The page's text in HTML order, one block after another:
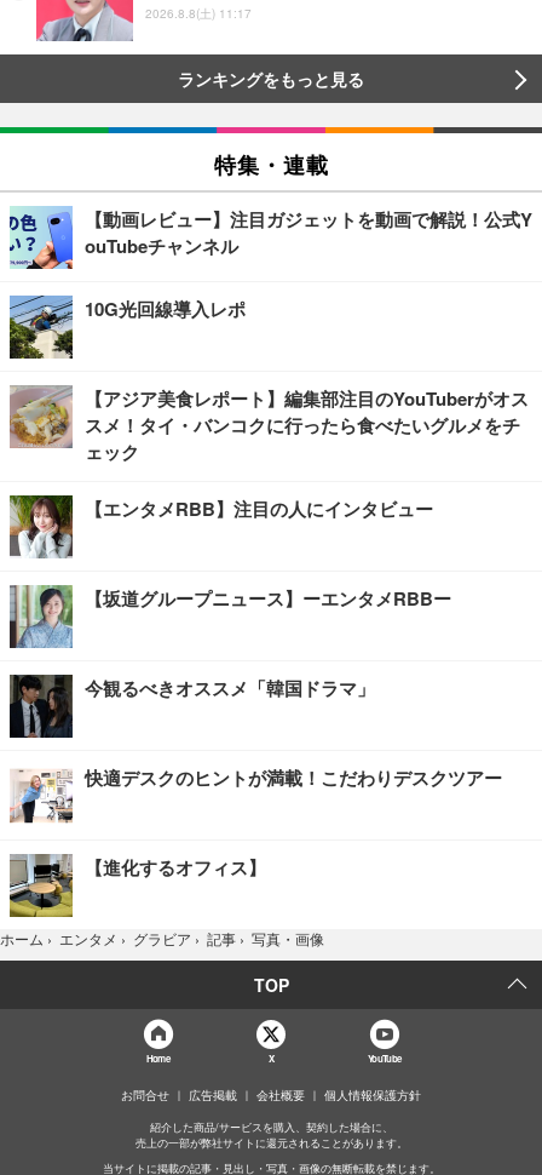
2026.8.8(土) 11:17
ランキングをもっと見る
特集・連載
【動画レビュー】注目ガジェットを動画で解説！公式Y
ouTubeチャンネル
10G光回線導入レポ
【アジア美食レポート】編集部注目のYouTuberがオス
スメ！タイ・バンコクに行ったら食べたいグルメをチ
ェック
【エンタメRBB】注目の人にインタビュー
【坂道グループニュース】ーエンタメRBBー
今観るべきオススメ「韓国ドラマ」
快適デスクのヒントが満載！こだわりデスクツアー
【進化するオフィス】
ホーム › エンタメ › グラビア › 記事 › 写真・画像
TOP
Home X YouTube
お問合せ 広告掲載 会社概要 個人情報保護方針
紹介した商品/サービスを購入、契約した場合に、
売上の一部が弊社サイトに還元されることがあります。
当サイトに掲載の記事・見出し・写真・画像の無断転載を禁じます。